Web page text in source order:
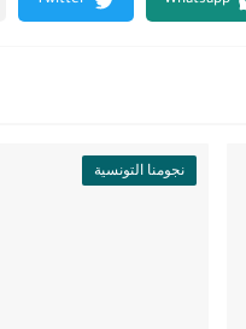
نجومنا التونسية